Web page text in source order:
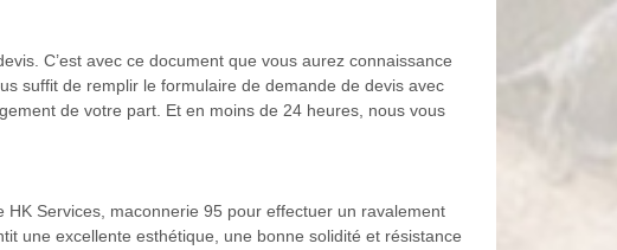
C’est avec ce document que vous aurez connaissance
suffit de remplir le formulaire de demande de devis avec
de votre part. Et en moins de 24 heures, nous vous
Services, maconnerie 95 pour effectuer un ravalement
une excellente esthétique, une bonne solidité et résistance